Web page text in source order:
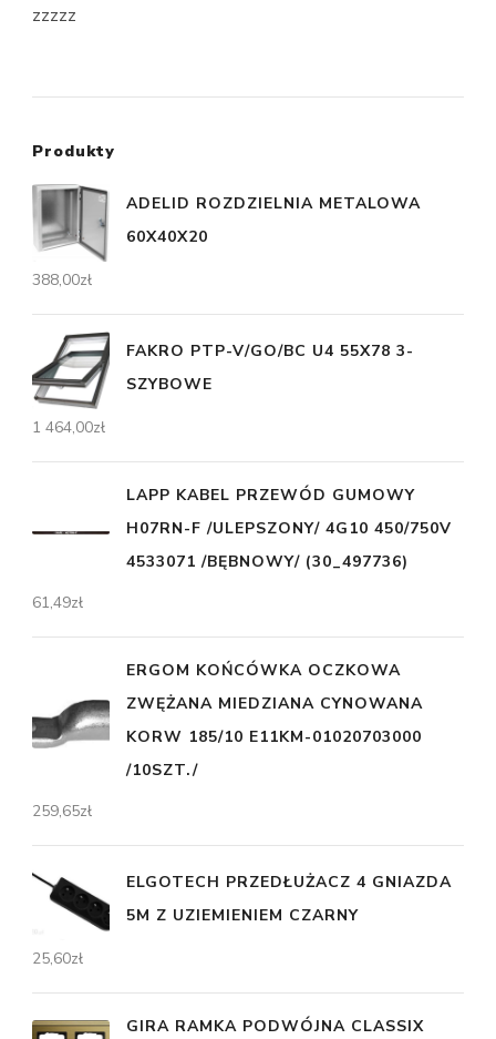
zzzzz
Produkty
ADELID ROZDZIELNIA METALOWA
60X40X20
388,00zł
FAKRO PTP-V/GO/BC U4 55X78 3-
SZYBOWE
1 464,00zł
LAPP KABEL PRZEWÓD GUMOWY
H07RN-F /ULEPSZONY/ 4G10 450/750V
4533071 /BĘBNOWY/ (30_497736)
61,49zł
ERGOM KOŃCÓWKA OCZKOWA
ZWĘŻANA MIEDZIANA CYNOWANA
KORW 185/10 E11KM-01020703000
/10SZT./
259,65zł
ELGOTECH PRZEDŁUŻACZ 4 GNIAZDA
5M Z UZIEMIENIEM CZARNY
25,60zł
GIRA RAMKA PODWÓJNA CLASSIX